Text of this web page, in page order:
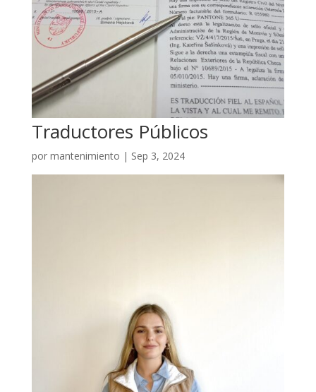
Traductores Públicos
por mantenimiento | Sep 3, 2024